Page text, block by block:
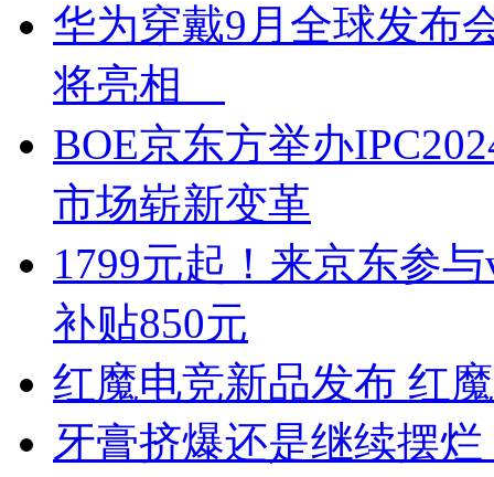
华为穿戴9月全球发布
将亮相
BOE京东方举办
市场崭新变革
1799元起！来京东参
补贴850元
红魔电竞新品发布 红
牙膏挤爆还是继续摆